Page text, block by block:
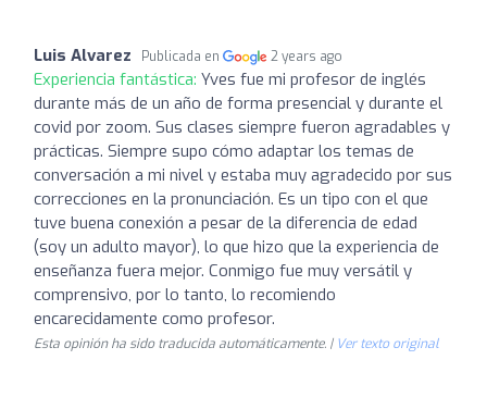
Luis Alvarez Publicada en 2 years ago
Experiencia fantástica: Yves fue mi profesor de inglés
durante más de un año de forma presencial y durante el
covid por zoom. Sus clases siempre fueron agradables y
prácticas. Siempre supo cómo adaptar los temas de
conversación a mi nivel y estaba muy agradecido por sus
correcciones en la pronunciación. Es un tipo con el que
tuve buena conexión a pesar de la diferencia de edad
(soy un adulto mayor), lo que hizo que la experiencia de
enseñanza fuera mejor. Conmigo fue muy versátil y
comprensivo, por lo tanto, lo recomiendo
encarecidamente como profesor.
Esta opinión ha sido traducida automáticamente. | Ver texto original